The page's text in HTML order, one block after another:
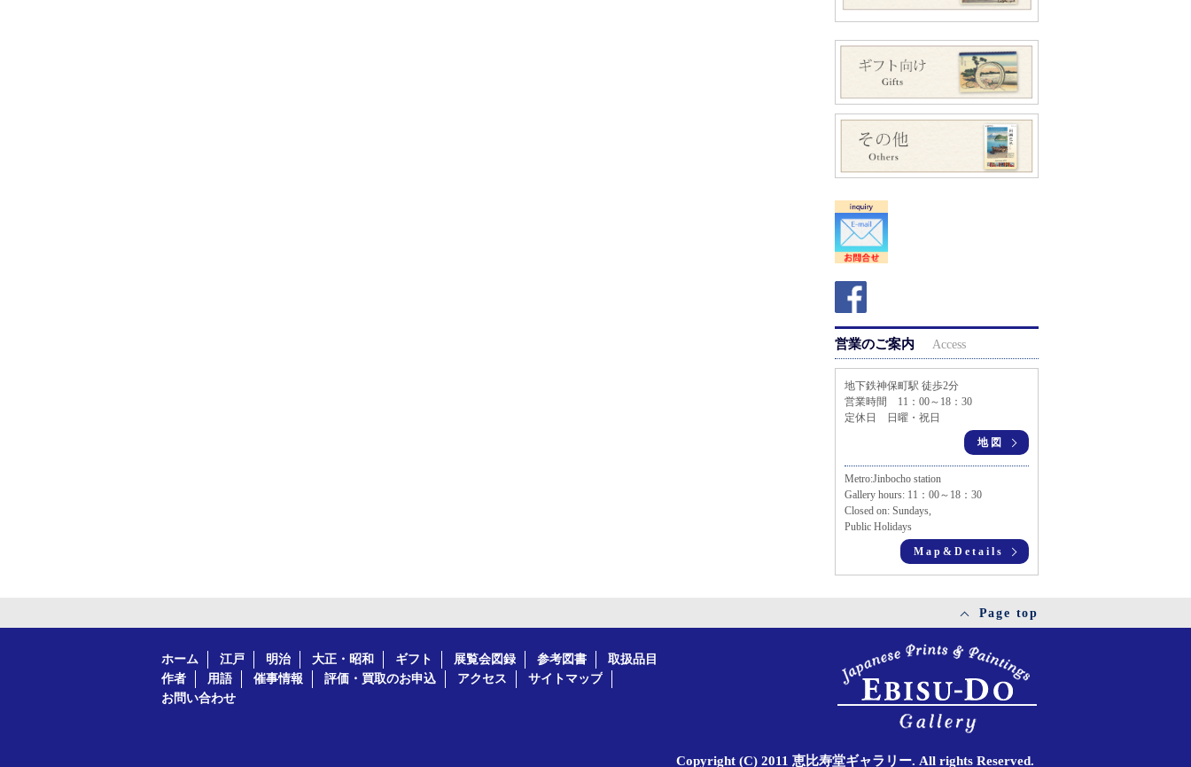
営業のご案内 Access
地下鉄神保町駅 徒歩2分
営業時間 11：00～18：30
定休日 日曜・祝日
地図
Metro:Jinbocho station
Gallery hours: 11：00～18：30
Closed on: Sundays,
Public Holidays
Map&Details
Page top
ホーム 江戸 明治 大正・昭和 ギフト 展覧会図録 参考図書
取扱品目
作者
用語 催事情報 評価・買取のお申込 アクセス
サイトマップ
お問い合わせ
Copyright (C) 2011 恵比寿堂ギャラリー. All rights Reserved.